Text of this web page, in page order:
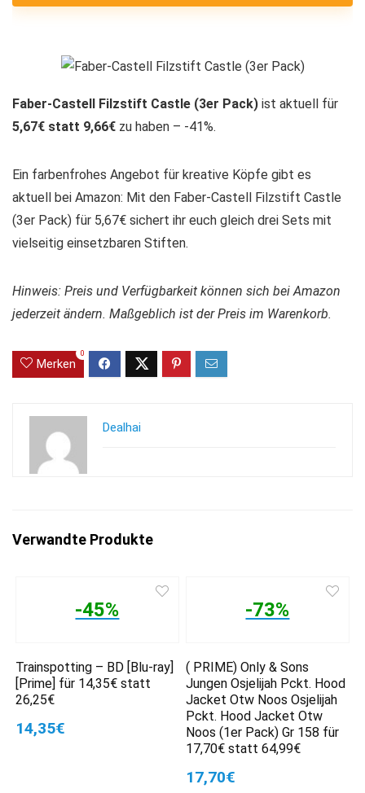
Faber-Castell Filzstift Castle (3er Pack) ist aktuell für
5,67€ statt 9,66€ zu haben – -41%.
Ein farbenfrohes Angebot für kreative Köpfe gibt es
aktuell bei Amazon: Mit den Faber-Castell Filzstift Castle
(3er Pack) für 5,67€ sichert ihr euch gleich drei Sets mit
vielseitig einsetzbaren Stiften.
Hinweis: Preis und Verfügbarkeit können sich bei Amazon
jederzeit ändern. Maßgeblich ist der Preis im Warenkorb.
Merken
0
Dealhai
Verwandte Produkte
-45%
Trainspotting – BD [Blu-ray]
[Prime] für 14,35€ statt
26,25€
14,35€
-73%
( PRIME) Only & Sons
Jungen Osjelijah Pckt. Hood
Jacket Otw Noos Osjelijah
Pckt. Hood Jacket Otw
Noos (1er Pack) Gr 158 für
17,70€ statt 64,99€
17,70€